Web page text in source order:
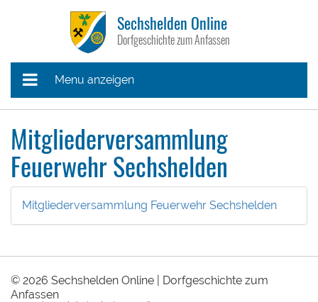
Sechshelden Online
Dorfgeschichte zum Anfassen
Menu anzeigen
Mitgliederversammlung
Feuerwehr Sechshelden
Mitgliederversammlung Feuerwehr Sechshelden
© 2026 Sechshelden Online | Dorfgeschichte zum
Anfassen